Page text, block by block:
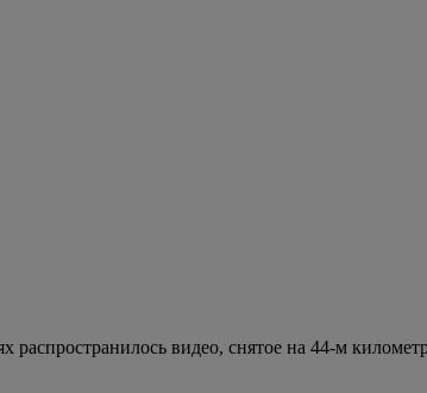
распространилось видео, снятое на 44-м